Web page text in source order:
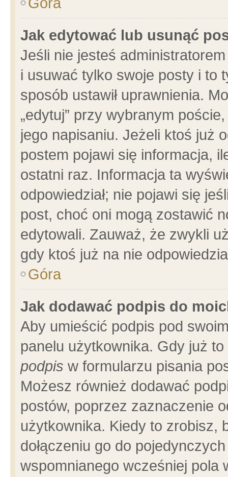
Jak edytować lub usunąć
Jeśli nie jesteś
i usuwać tylko swoje posty i to
sposób ustawił uprawnienia.
„edytuj” przy wybranym
jego napisaniu. Jeżeli ktoś już
postem pojawi się informacja,
ostatni raz. Informacja ta
odpowiedział; nie pojawi się
post, choć oni mogą zostawić
edytowali. Zauważ, że zwykli
gdy ktoś już na nie
Góra
Jak dodawać podpis do
Aby umieścić podpis pod
panelu użytkownika. Gdy już
podpis w formularzu pisania
Możesz również dodawać
postów, poprzez zaznaczenie
użytkownika. Kiedy to zrobisz,
dołączeniu go do
wspomnianego wcześniej pola